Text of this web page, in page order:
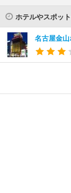
ホテルやスポッ
名古屋金